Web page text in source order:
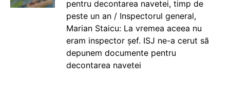
pentru decontarea navetei, timp de
peste un an / Inspectorul general,
Marian Staicu: La vremea aceea nu
eram inspector șef. ISJ ne-a cerut să
depunem documente pentru
decontarea navetei